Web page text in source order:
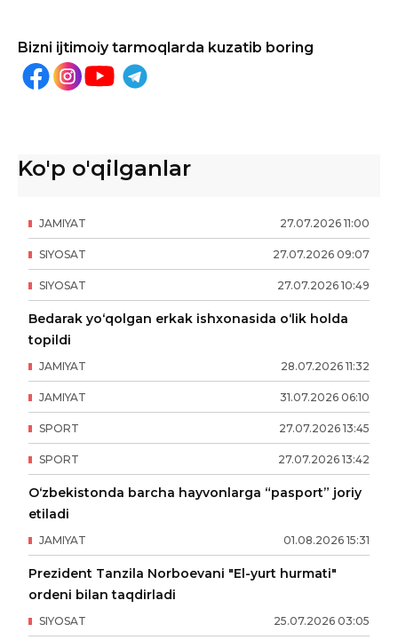
Bizni ijtimoiy tarmoqlarda kuzatib boring
Ko'p o'qilganlar
27.07.2026 11:00
JAMIYAT
27.07.2026 09:07
SIYOSAT
27.07.2026 10:49
SIYOSAT
Bedarak yo‘qolgan erkak ishxonasida o‘lik holda
topildi
28.07.2026 11:32
JAMIYAT
31.07.2026 06:10
JAMIYAT
27.07.2026 13:45
SPORT
27.07.2026 13:42
SPORT
O‘zbekistonda barcha hayvonlarga “pasport” joriy
etiladi
01.08.2026 15:31
JAMIYAT
Prezident Tanzila Norboevani "El-yurt hurmati"
ordeni bilan taqdirladi
25.07.2026 03:05
SIYOSAT